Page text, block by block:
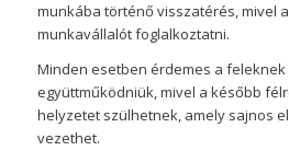
munkába történő visszatérés, mivel
munkavállalót foglalkoztatni.
Minden esetben érdemes a
együttműködniük, mivel a később
helyzetet szülhetnek, amely sajnos
vezethet.